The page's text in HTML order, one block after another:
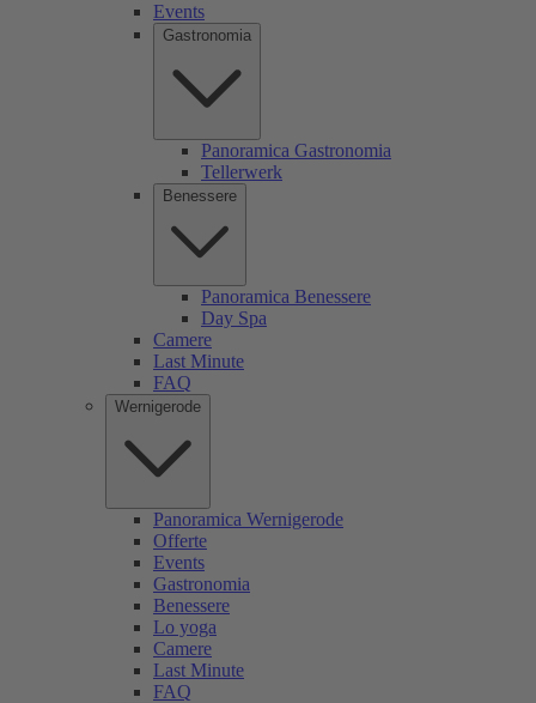
Events
Gastronomia
Panoramica Gastronomia
Tellerwerk
Benessere
Panoramica Benessere
Day Spa
Camere
Last Minute
FAQ
Wernigerode
Panoramica Wernigerode
Offerte
Events
Gastronomia
Benessere
Lo yoga
Camere
Last Minute
FAQ